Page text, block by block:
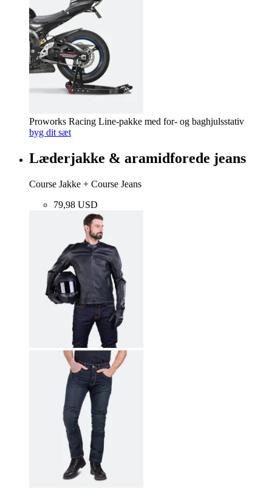
Proworks Racing Line-pakke med for- og baghjulsstativ
byg dit sæt
Læderjakke & aramidforede jeans
Course Jakke + Course Jeans
79,98 USD